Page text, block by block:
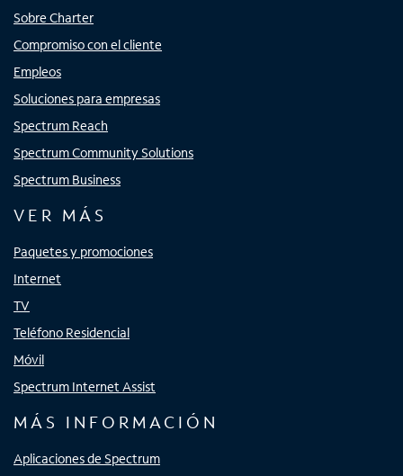
Sobre Charter
Compromiso con el cliente
Empleos
Soluciones para empresas
Spectrum Reach
Spectrum Community Solutions
Spectrum Business
VER MÁS
Paquetes y promociones
Internet
TV
Teléfono Residencial
Móvil
Spectrum Internet Assist
MÁS INFORMACIÓN
Aplicaciones de Spectrum